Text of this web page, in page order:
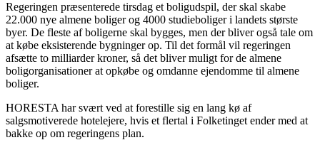
Regeringen præsenterede tirsdag et boligudspil, der skal skabe
22.000 nye almene boliger og 4000 studieboliger i landets største
byer. De fleste af boligerne skal bygges, men der bliver også tale om
at købe eksisterende bygninger op. Til det formål vil regeringen
afsætte to milliarder kroner, så det bliver muligt for de almene
boligorganisationer at opkøbe og omdanne ejendomme til almene
boliger.
HORESTA har svært ved at forestille sig en lang kø af
salgsmotiverede hotelejere, hvis et flertal i Folketinget ender med at
bakke op om regeringens plan.